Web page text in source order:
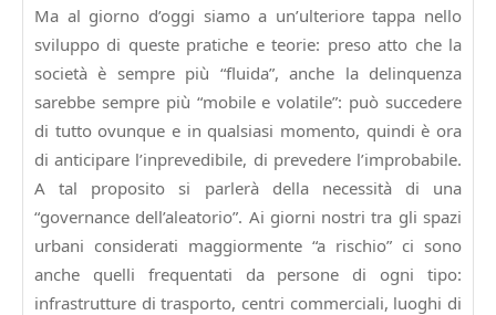
Ma al giorno d’oggi siamo a un’ulteriore tappa nello
sviluppo di queste pratiche e teorie: preso atto che la
società è sempre più “fluida”, anche la delinquenza
sarebbe sempre più “mobile e volatile”: può succedere
di tutto ovunque e in qualsiasi momento, quindi è ora
di anticipare l’inprevedibile, di prevedere l’improbabile.
A tal proposito si parlerà della necessità di una
“governance dell’aleatorio”. Ai giorni nostri tra gli spazi
urbani considerati maggiormente “a rischio” ci sono
anche quelli frequentati da persone di ogni tipo:
infrastrutture di trasporto, centri commerciali, luoghi di